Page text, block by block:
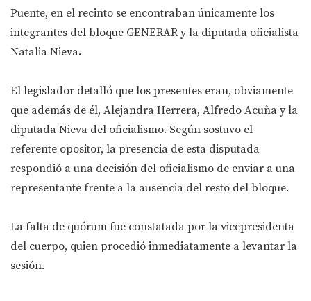
Puente, en el recinto se encontraban únicamente los
integrantes del bloque GENERAR y la diputada oficialista
Natalia Nieva.
El legislador detalló que los presentes eran, obviamente
que además de él, Alejandra Herrera, Alfredo Acuña y la
diputada Nieva del oficialismo. Según sostuvo el
referente opositor, la presencia de esta disputada
respondió a una decisión del oficialismo de enviar a una
representante frente a la ausencia del resto del bloque.
La falta de quórum fue constatada por la vicepresidenta
del cuerpo, quien procedió inmediatamente a levantar la
sesión.